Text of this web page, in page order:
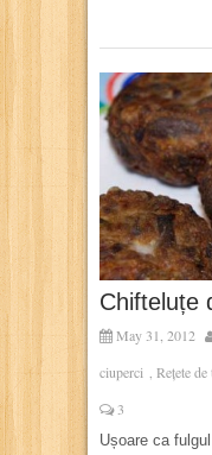
Chifteluțe
May 31, 2012
ciuperci , Rețete
3
Ușoare ca